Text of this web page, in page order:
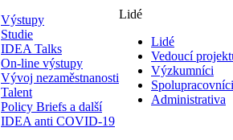
Výstupy
Studie
IDEA Talks
On-line výstupy
Vývoj nezaměstnanosti
Talent
Policy Briefs a další
IDEA anti COVID-19
Lidé
Lidé
Vedoucí
Výzkumníci
Spolupracovníci
Administrativa